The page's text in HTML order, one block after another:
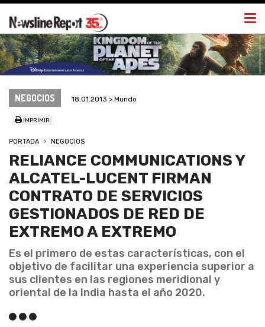
NEGOCIOS 18.01.2013 > Mundo
IMPRIMIR
PORTADA NEGOCIOS
RELIANCE COMMUNICATIONS Y
ALCATEL-LUCENT FIRMAN
CONTRATO DE SERVICIOS
GESTIONADOS DE RED DE
EXTREMO A EXTREMO
Es el primero de estas características, con el
objetivo de facilitar una experiencia superior a
sus clientes en las regiones meridional y
oriental de la India hasta el año 2020.